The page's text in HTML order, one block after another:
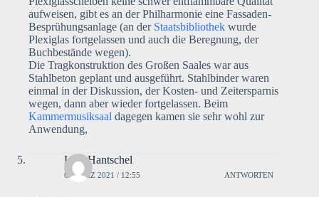
aufweisen, gibt es an der Philharmonie eine Fassaden-
Besprühungsanlage (an der Staatsbibliothek wurde
Plexiglas fortgelassen und auch die Beregnung, der
Buchbestände wegen).
Die Tragkonstruktion des Großen Saales war aus
Stahlbeton geplant und ausgeführt. Stahlbinder waren
einmal in der Diskussion, der Kosten- und Zeitersparnis
wegen, dann aber wieder fortgelassen. Beim
Kammermusiksaal dagegen kamen sie sehr wohl zur
Anwendung,
Lara Hantschel
6. MÄRZ 2021 / 12:55 ANTWORTEN